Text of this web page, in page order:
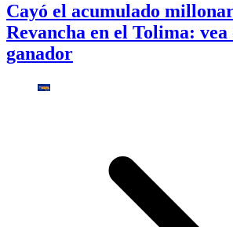
Cayó el acumulado
Revancha en el Tolima:
ganador